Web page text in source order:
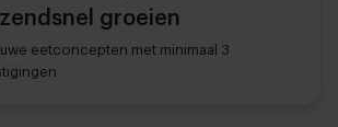
groeien
eetconcepten met minimaal 3